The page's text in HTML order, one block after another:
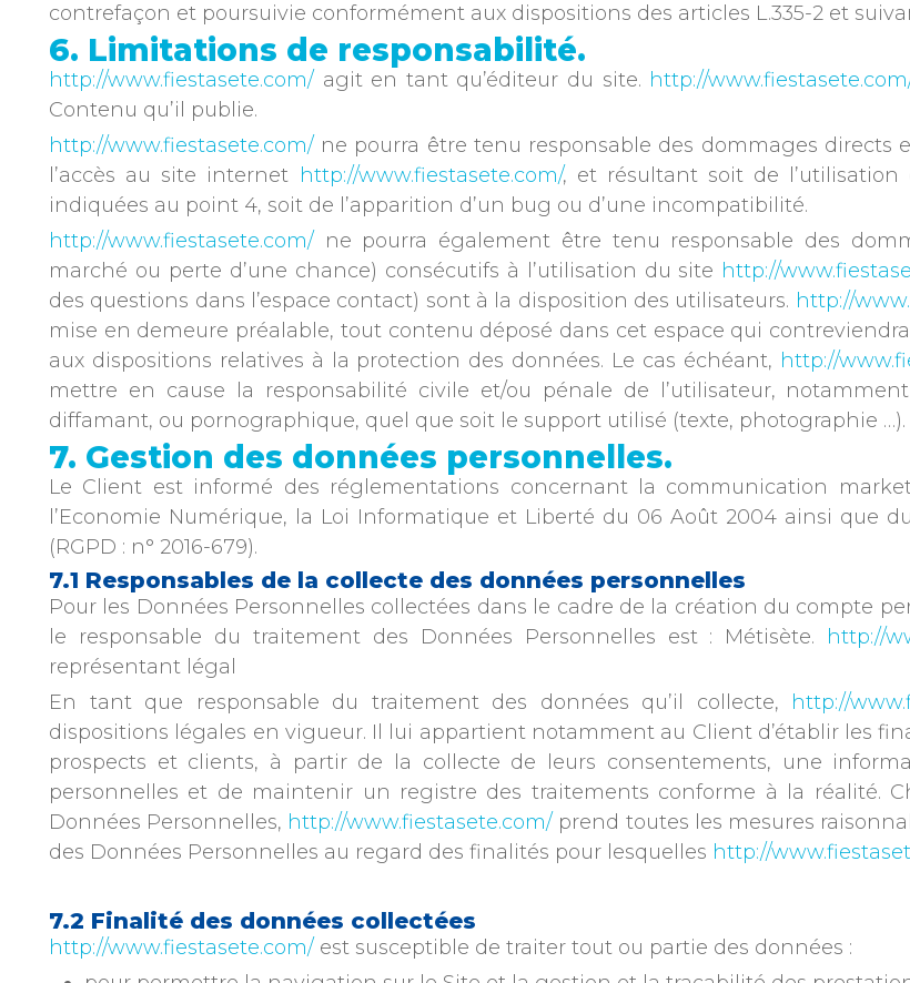
contrefaçon et poursuivie conformément aux dispositions des articles L.335-2 et
6. Limitations de responsabilité.
http://www.fiestasete.com/ agit en tant qu’éditeur du site. http://
Contenu qu’il publie.
http://www.fiestasete.com/ ne pourra être tenu responsable des dommages directs
l’accès au site internet http://www.fiestasete.com/, et résultant soit de
indiquées au point 4, soit de l’apparition d’un bug ou d’une incompatibilité.
http://www.fiestasete.com/ ne pourra également être tenu responsable des
marché ou perte d’une chance) consécutifs à l’utilisation du site http://
des questions dans l’espace contact) sont à la disposition des utilisateurs. http://
mise en demeure préalable, tout contenu déposé dans cet espace qui
aux dispositions relatives à la protection des données. Le cas échéant, http://
mettre en cause la responsabilité civile et/ou pénale de l’utilisateur,
diffamant, ou pornographique, quel que soit le support utilisé (texte, photographie …).
7. Gestion des données personnelles.
Le Client est informé des réglementations concernant la communication
l’Economie Numérique, la Loi Informatique et Liberté du 06 Août 2004 ainsi que
(RGPD : n° 2016-679).
7.1 Responsables de la collecte des données personnelles
Pour les Données Personnelles collectées dans le cadre de la création du compte
le responsable du traitement des Données Personnelles est : Métisète.
http://
représentant légal
En tant que responsable du traitement des données qu’il collecte,
http://
dispositions légales en vigueur. Il lui appartient notamment au Client d’établir les
prospects et clients, à partir de la collecte de leurs consentements, une
personnelles et de maintenir un registre des traitements conforme à la réalité.
Données Personnelles, http://www.fiestasete.com/ prend toutes les mesures
des Données Personnelles au regard des finalités pour lesquelles http://
7.2 Finalité des données collectées
http://www.fiestasete.com/ est susceptible de traiter tout ou partie des données :